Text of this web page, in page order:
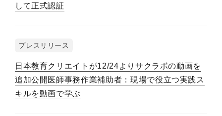
して正式認証
プレスリリース
日本教育クリエイトが12/24よりサクラボの動画を
追加公開医師事務作業補助者：現場で役立つ実践ス
キルを動画で学ぶ